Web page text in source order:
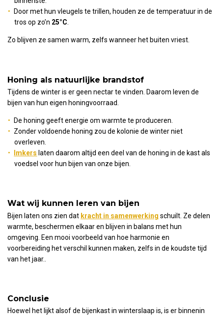
Door met hun vleugels te trillen, houden ze de temperatuur in de
tros op zo’n 25°C.
Zo blijven ze samen warm, zelfs wanneer het buiten vriest.
Honing als natuurlijke brandstof
Tijdens de winter is er geen nectar te vinden. Daarom leven de
bijen van hun eigen honingvoorraad.
De honing geeft energie om warmte te produceren.
Zonder voldoende honing zou de kolonie de winter niet
overleven.
Imkers laten daarom altijd een deel van de honing in de kast als
voedsel voor hun bijen van onze bijen.
Wat wij kunnen leren van bijen
Bijen laten ons zien dat kracht in samenwerking schuilt. Ze delen
warmte, beschermen elkaar en blijven in balans met hun
omgeving. Een mooi voorbeeld van hoe harmonie en
voorbereiding het verschil kunnen maken, zelfs in de koudste tijd
van het jaar..
Conclusie
Hoewel het lijkt alsof de bijenkast in winterslaap is, is er binnenin